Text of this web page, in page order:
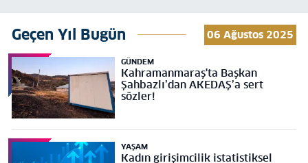
Geçen Yıl Bugün 06 Ağustos 2025
GÜNDEM
Kahramanmaraş'ta Başkan
Şahbazlı’dan AKEDAŞ’a sert
sözler!
YAŞAM
Kadın girişimcilik istatistiksel